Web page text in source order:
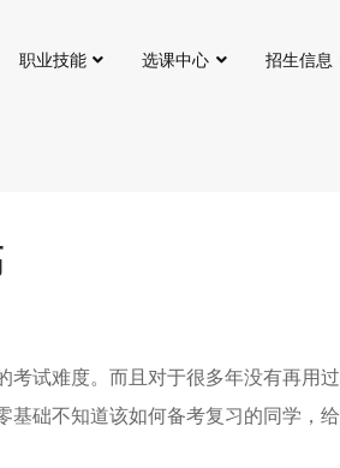
职业技能 选课中心 招生信息
考试难度。而且对于很多年没有再用过
基础不知道该如何备考复习的同学，给